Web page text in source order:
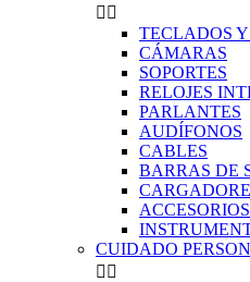
 
TECLADOS Y
CÁMARAS
SOPORTES
RELOJES
PARLANTES
AUDÍFONOS
CABLES
BARRAS DE
CUIDADO
 